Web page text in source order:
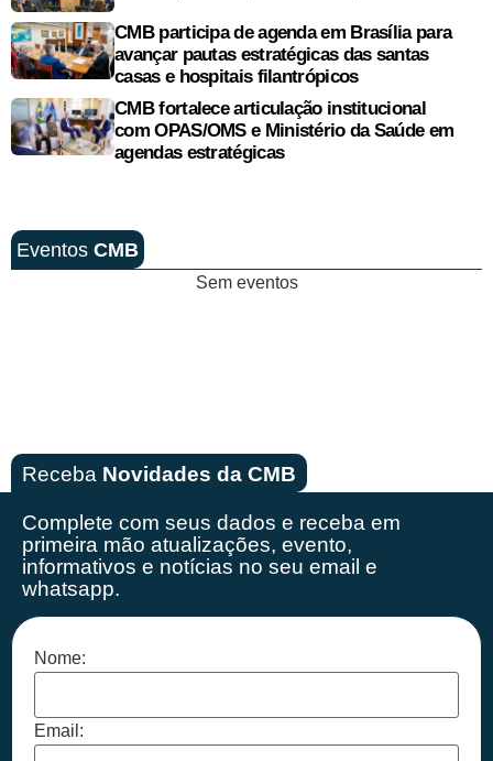
CMB participa de agenda em Brasília para
avançar pautas estratégicas das santas
casas e hospitais filantrópicos
CMB fortalece articulação institucional
com OPAS/OMS e Ministério da Saúde em
agendas estratégicas
Eventos CMB
Sem eventos
Receba Novidades da CMB
Complete com seus dados e receba em
primeira mão atualizações, evento,
informativos e notícias no seu email e
whatsapp.
Nome:
Email: